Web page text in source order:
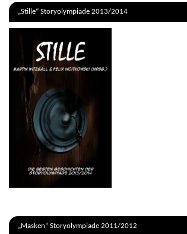
„Stille“ Storyolympiade 2013/2014
„Masken“ Storyolympiade 2011/2012